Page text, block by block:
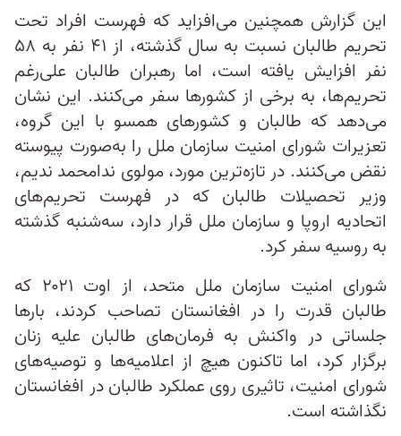
این گزارش همچنین می‌افزاید که فهرست افراد تحت
تحریم طالبان نسبت به سال گذشته، از ۴۱ نفر به ۵۸
نفر افزایش یافته است، اما رهبران طالبان علی‌رغم
تحریم‌ها، به برخی از کشورها سفر می‌کنند. این نشان
می‌دهد که طالبان و کشورهای همسو با این گروه،
تعزیرات شورای امنیت سازمان ملل را به‌صورت پیوسته
نقض می‌کنند. در تازه‌ترین مورد، مولوی ندامحمد ندیم،
وزیر تحصیلات طالبان که در فهرست تحریم‌های
اتحادیه اروپا و سازمان ملل قرار دارد، سه‌شنبه گذشته
به روسیه سفر کرد.
شورای امنیت سازمان ملل متحد، از اوت ۲۰۲۱ که
طالبان قدرت را در افغانستان تصاحب کردند، بارها
جلساتی در واکنش به فرمان‌های طالبان علیه زنان
برگزار کرد، اما تاکنون هیچ از اعلامیه‌ها و توصیه‌های
شورای امنیت، تاثیری روی عملکرد طالبان در افغانستان
نگذاشته است.